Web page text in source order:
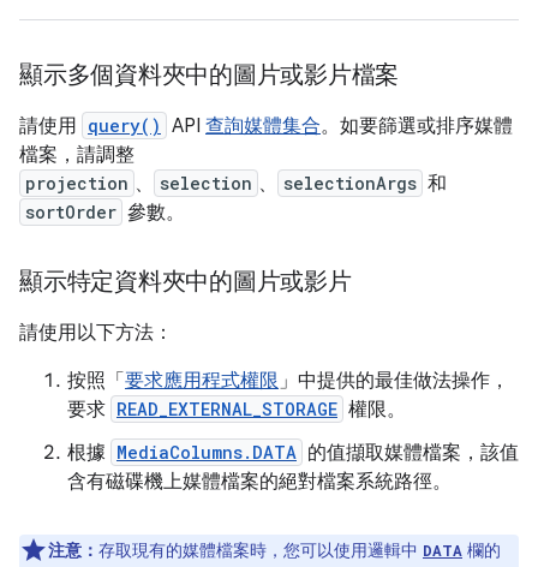
顯示多個資料夾中的圖片或影片檔案
請使用 query() API 查詢媒體集合。如要篩選或排序媒體
檔案，請調整
projection 、 selection 、 selectionArgs 和
sortOrder 參數。
顯示特定資料夾中的圖片或影片
請使用以下方法：
按照「 要求應用程式權限」中提供的最佳做法操作，
要求 READ_EXTERNAL_STORAGE 權限。
根據 MediaColumns.DATA 的值擷取媒體檔案，該值
含有磁碟機上媒體檔案的絕對檔案系統路徑。
注意： 存取現有的媒體檔案時，您可以使用邏輯中 DATA 欄的